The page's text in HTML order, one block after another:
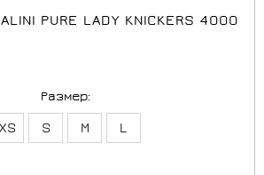
PURE LADY KNICKERS 4000
Размер:
XS S M L